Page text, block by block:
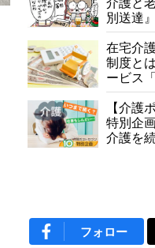
介護と
別送達
在宅介
制度と
ービス
される
説】
【介護
特別企
介護を
のフェ
フォロー